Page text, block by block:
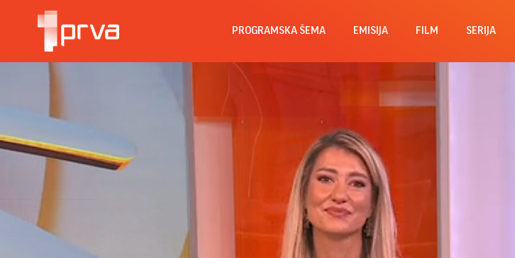
PROGRAMSKA ŠEMA EMISIJA FILM SERIJA